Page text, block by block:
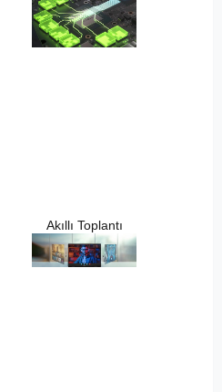
Akıllı Toplantı